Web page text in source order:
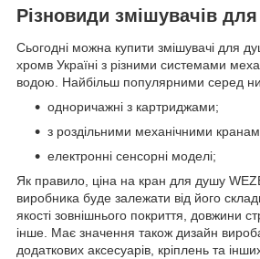
Різновиди змішувачів
Сьогодні можна купити змішувачі для
хромв Україні з різними системами
водою. Найбільш популярними серед
одноричажні з картриджами;
з роздільними механічними
електронні сенсорні моделі;
Як правило, ціна на кран для душу
виробника буде залежати від його
якості зовнішнього покриття, довжини
інше. Має значення також дизайн
додаткових аксесуарів, кріплень та